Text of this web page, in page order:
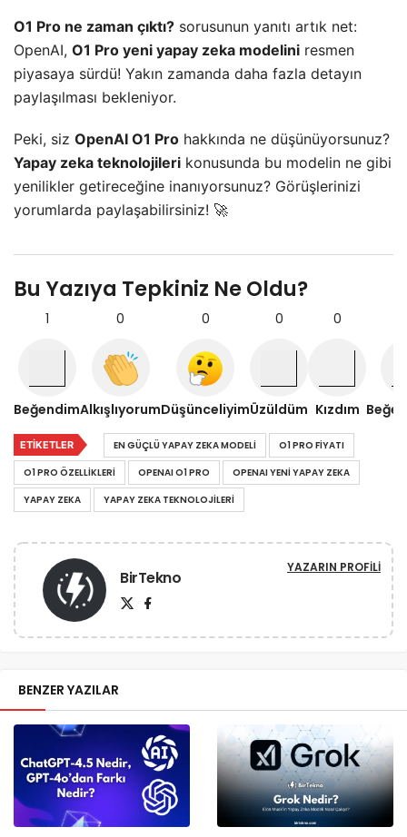
O1 Pro ne zaman çıktı? sorusunun yanıtı artık net:
OpenAI, O1 Pro yeni yapay zeka modelini resmen
piyasaya sürdü! Yakın zamanda daha fazla detayın
paylaşılması bekleniyor.
Peki, siz OpenAI O1 Pro hakkında ne düşünüyorsunuz?
Yapay zeka teknolojileri konusunda bu modelin ne gibi
yenilikler getireceğine inanıyorsunuz? Görüşlerinizi
yorumlarda paylaşabilirsiniz! 🚀
Bu Yazıya Tepkiniz Ne Oldu?
1
Beğendim
0
Alkışlıyorum
0
Düşünceliyim
0
Üzüldüm
0
Kızdım
ETIKETLER EN GÜÇLÜ YAPAY ZEKA MODELI
O1 PRO FIYATI
O1 PRO ÖZELLIKLERI
OPENAI O1 PRO
OPENAI YENI YAPAY ZEKA
YAPAY ZEKA
YAPAY ZEKA TEKNOLOJILERI
BirTekno YAZARIN PROFILI
BENZER YAZILAR